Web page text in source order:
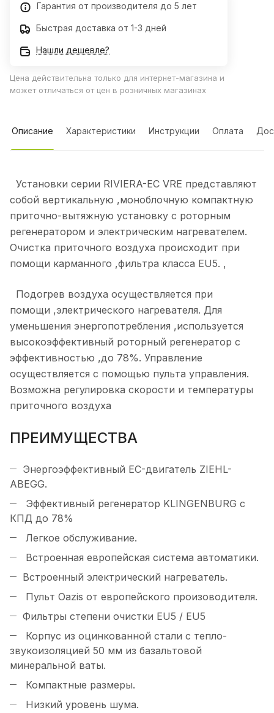
Гарантия от производителя до 5 лет
Быстрая доставка от 1-3 дней
Нашли дешевле?
Цена действительна только для интернет-магазина и
может отличаться от цен в розничных магазинах
Описание Характеристики Инструкции Оплата
Установки серии RIVIERA-EC VRE представляют
собой вертикальную ,моноблочную компактную
приточно-вытяжную установку с роторным
регенератором и электрическим нагревателем.
Очистка приточного воздуха происходит при
помощи карманного ,фильтра класса EU5. ,
Подогрев воздуха осуществляется при
помощи ,электрического нагревателя. Для
уменьшения энергопотребления ,используется
высокоэффективный роторный регенератор с
эффективностью ,до 78%. Управление
осуществляется с помощью пульта управления.
Возможна регулировка скорости и температуры
приточного воздуха
ПРЕИМУЩЕСТВА
Энергоэффективный EC-двигатель ZIEHL-
ABEGG.
Эффективный регенератор KLINGENBURG с
КПД до 78%
Легкое обслуживание.
Встроенная европейская система автоматики.
Встроенный электрический нагреватель.
Пульт Oazis от европейского произоводителя.
Фильтры степени очистки EU5 / EU5
Корпус из оцинкованной стали с тепло-
звукоизоляцией 50 мм из базальтовой
минеральной ваты.
Компактные размеры.
Низкий уровень шума.